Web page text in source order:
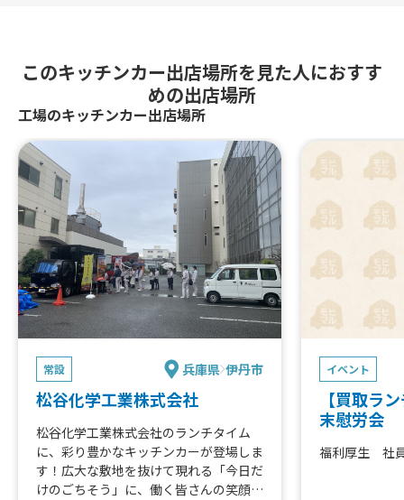
このキッチンカー出店場所を見た人におすす
めの出店場所
工場のキッチンカー出店場所
常設 兵庫県 伊丹市
松谷化学工業株式会社
松谷化学工業株式会社のランチタイム
に、彩り豊かなキッチンカーが登場しま
す！広大な敷地を抜けて現れる「今日だ
けのごちそう」に、働く皆さんの笑顔が
イベント
【買取ラ
末慰労会
福利厚生 社